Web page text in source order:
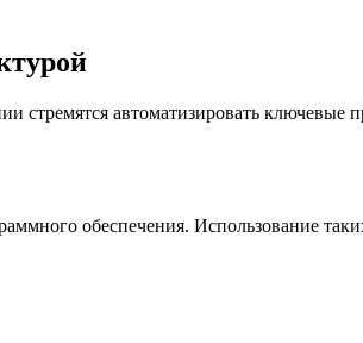
стремятся автоматизировать ключевые
обеспечения. Использование